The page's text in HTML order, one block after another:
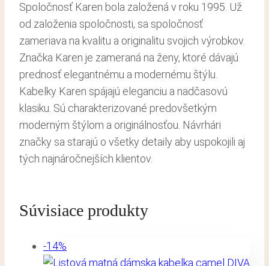
Spoločnosť Karen bola založená v roku 1995. Už
od založenia spoločnosti, sa spoločnosť
zameriava na kvalitu a originalitu svojich výrobkov.
Značka Karen je zameraná na ženy, ktoré dávajú
prednosť elegantnému a modernému štýlu.
Kabelky Karen spájajú eleganciu a nadčasovú
klasiku. Sú charakterizované predovšetkým
moderným štýlom a originálnosťou. Návrhári
značky sa starajú o všetky detaily aby uspokojili aj
tých najnáročnejších klientov.
Súvisiace produkty
-14%